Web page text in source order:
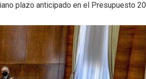
plazo anticipado en el Presupuesto